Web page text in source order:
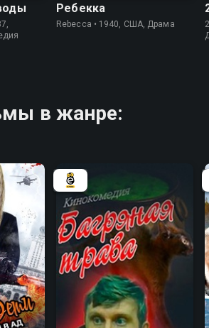
Ребекка
Rebecca • 1940, США, Драма
в жанре: